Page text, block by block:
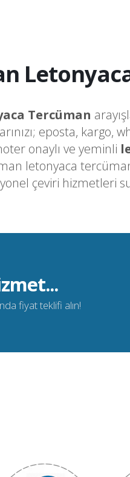
Tercüman
eposta, kargo,
onaylı ve yeminli
letonyaca
çeviri hizmetleri
fiyat teklifi alın!